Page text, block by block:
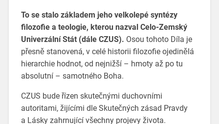
To se stalo základem jeho velkolepé syntézy
filozofie a teologie, kterou nazval Celo-Zemský
Univerzální Stát (dále CZUS). Osou tohoto Díla je
přesně stanovená, v celé historii filozofie ojedinělá
hierarchie hodnot, od nejnižší – hmoty až po tu
absolutní – samotného Boha.
CZUS bude řízen skutečnými duchovními
autoritami, žijícími dle Skutečných zásad Pravdy
a Lásky zahrnující všechny projevy života.